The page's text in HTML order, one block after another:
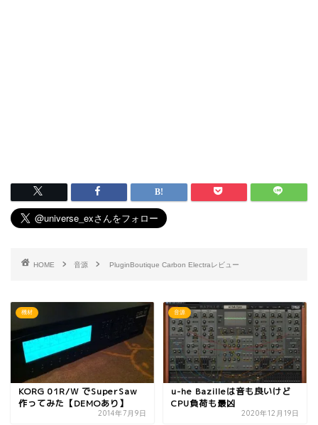
HOME 音源 PluginBoutique Carbon Electraレビュー
機材
KORG 01R/W でSuperSaw
作ってみた【DEMOあり】
2014年7月9日
音源
u-he Bazilleは音も良いけど
CPU負荷も最凶
2020年12月19日